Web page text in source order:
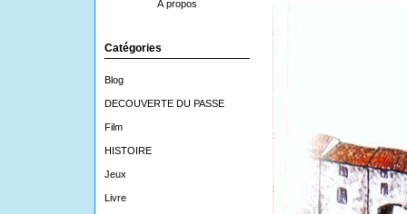
À propos
Catégories
Blog
DECOUVERTE DU PASSE
Film
HISTOIRE
Jeux
Livre